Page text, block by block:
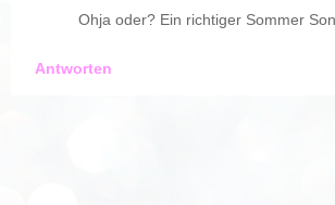
Ohja oder? Ein richtiger Sommer
Antworten